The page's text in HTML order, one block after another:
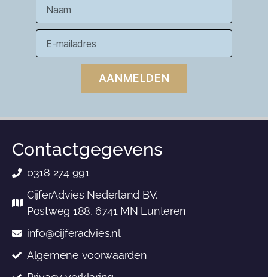
AANMELDEN
Contactgegevens
0318 274 991
CijferAdvies Nederland BV.
Postweg 188, 6741 MN Lunteren
info@cijferadvies.nl
Algemene voorwaarden